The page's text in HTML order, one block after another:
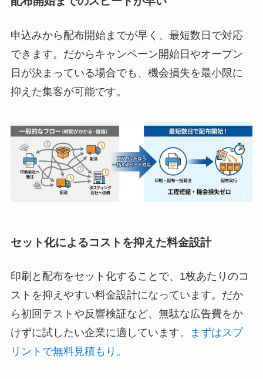
申込みから配布開始までが早く、最短数日で対応
できます。だからキャンペーン開始日やオープン
日が決まっている場合でも、機会損失を最小限に
抑えた集客が可能です。
セット化によるコストを抑えた料金設計
印刷と配布をセット化することで、1枚あたりのコ
ストを抑えやすい料金設計になっています。だか
ら初回テストや反響検証など、無駄な広告費をか
けずに試したい企業に適しています。
まずはスプ
リントで無料見積もり。